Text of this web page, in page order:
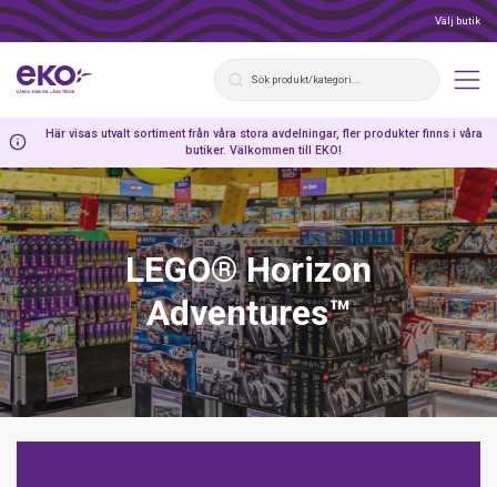
Välj butik
Här visas utvalt sortiment från våra stora avdelningar, fler produkter finns i våra
butiker. Välkommen till EKO!
LEGO® Horizon
Adventures™